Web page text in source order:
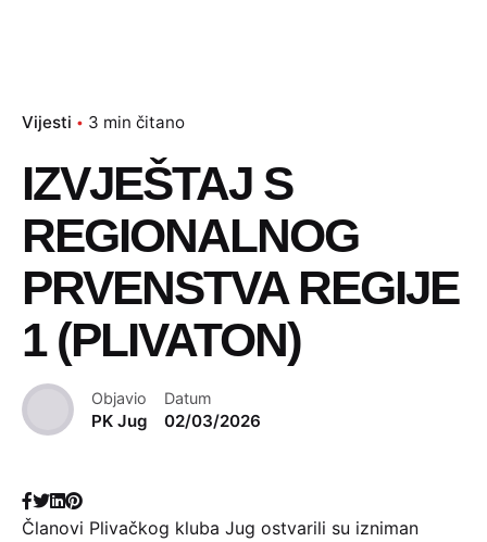
Vijesti 3 min čitano
IZVJEŠTAJ S
REGIONALNOG
PRVENSTVA REGIJE
1 (PLIVATON)
Objavio
PK Jug
Datum
02/03/2026
Članovi Plivačkog kluba Jug ostvarili su izniman